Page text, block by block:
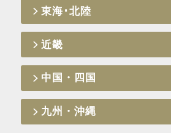
東海･北陸
近畿
中国・四国
九州・沖縄